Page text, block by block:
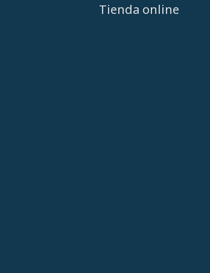
Tienda online